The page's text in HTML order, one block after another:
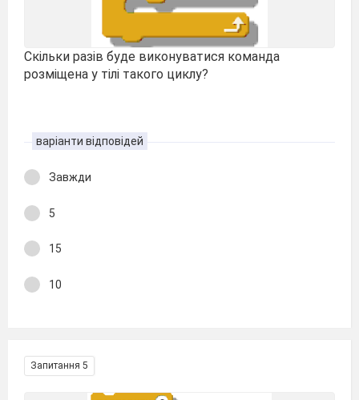
Скільки разів буде виконуватися команда
розміщена у тілі такого циклу?
варіанти відповідей
Завжди
5
15
10
Запитання 5